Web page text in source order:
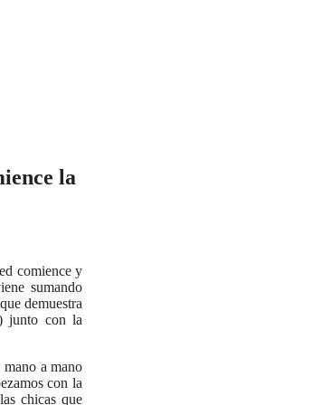
la
comience y
sumando
demuestra
junto con la
mano a mano
con la
chicas que